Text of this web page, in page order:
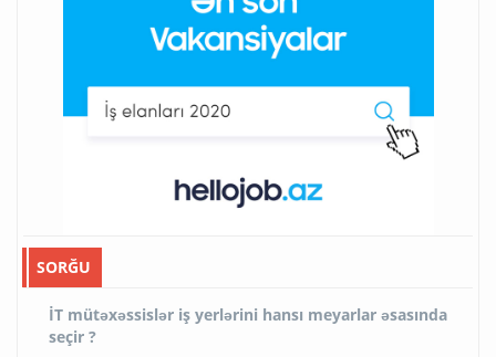
SORĞU
İT mütəxəssislər iş yerlərini hansı meyarlar əsasında
seçir ?